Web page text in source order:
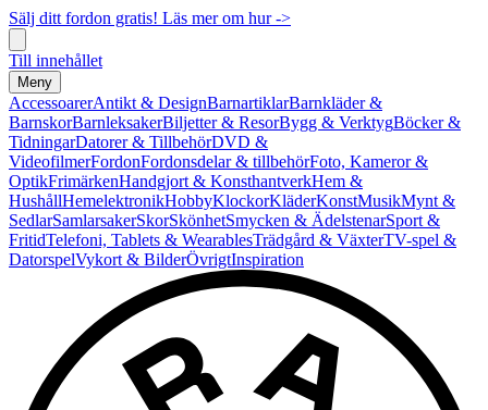
Sälj ditt fordon gratis! Läs mer om hur ->
Till innehållet
Meny
AccessoarerAntikt & DesignBarnartiklarBarnkläder &
BarnskorBarnleksakerBiljetter & ResorBygg & VerktygBöcker &
TidningarDatorer & TillbehörDVD &
VideofilmerFordonFordonsdelar & tillbehörFoto, Kameror &
OptikFrimärkenHandgjort & KonsthantverkHem &
HushållHemelektronikHobbyKlockorKläderKonstMusikMynt &
SedlarSamlarsakerSkorSkönhetSmycken & ÄdelstenarSport &
FritidTelefoni, Tablets & WearablesTrädgård & VäxterTV-spel &
DatorspelVykort & BilderÖvrigtInspiration